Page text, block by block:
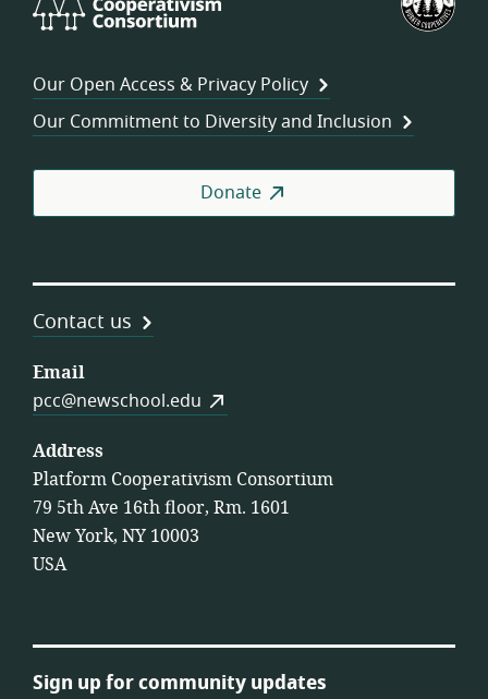
Cooperativism
Our Open Access & Privacy Policy
Our Commitment to Diversity and Inclusion
Donate
Contact us
Email
pcc@newschool.edu
Address
Platform Cooperativism Consortium
79 5th Ave 16th floor, Rm. 1601
New York, NY 10003
USA
Sign up for community updates